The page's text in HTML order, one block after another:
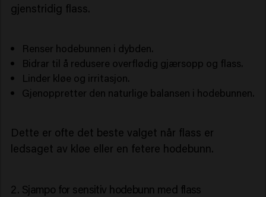
gjenstridig flass.
Renser hodebunnen i dybden.
Bidrar til å redusere overflødig gjærsopp og flass.
Linder kløe og irritasjon.
Gjenoppretter den naturlige balansen i hodebunnen.
Dette er ofte det beste valget når flass er
ledsaget av kløe eller en fetere hodebunn.
2. Sjampo for sensitiv hodebunn med flass